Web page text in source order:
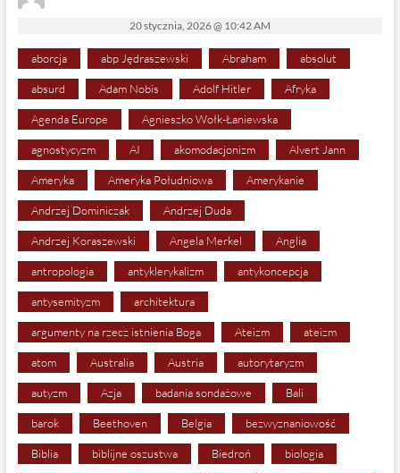
20 stycznia, 2026 @ 10:42 AM
aborcja abp Jędraszewski Abraham absolut
absurd Adam Nobis Adolf Hitler Afryka
Agenda Europe Agnieszko Wołk-Łaniewska
agnostycyzm AI akomodacjonizm Alvert Jann
Ameryka Ameryka Południowa Amerykanie
Andrzej Dominiczak Andrzej Duda
Andrzej Koraszewski Angela Merkel Anglia
antropologia antyklerykalizm antykoncepcja
antysemityzm architektura
argumenty na rzecz istnienia Boga Ateizm ateizm
atom Australia Austria autorytaryzm
autyzm Azja badania sondażowe Bali
barok Beethoven Belgia bezwyznaniowość
Biblia biblijne oszustwa Biedroń biologia